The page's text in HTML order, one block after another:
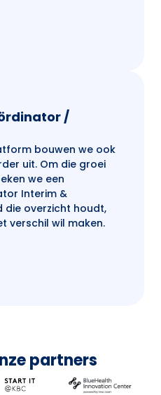
/
bouwen we ook
uit. Om die groei
we een
Interim &
die overzicht houdt,
verschil wil maken.
partners